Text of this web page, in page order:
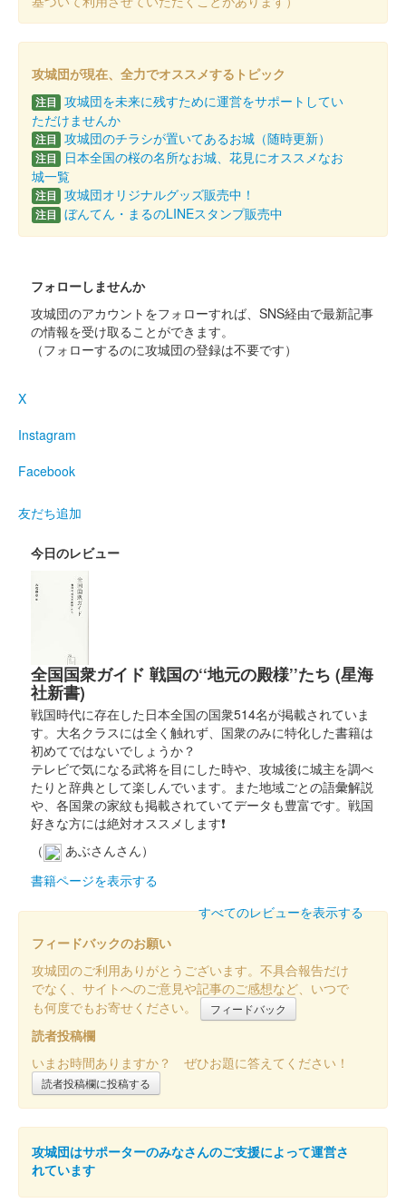
販売終了
2024年11月9日に旧開智学校再オープンを記念して作成された御
城印。松本城と旧開智学校の絵柄を組み合わせると1枚の絵にな
る。5000枚限定
松本城 御城印 令和6年 葉月限定版
登久姫氏による直筆の御城印。
松本城 御城印 令和6年 水無月限定版
松本城 御城印
販売終了
登久姫氏による直筆の御城印。
松本城 御城印
登久姫氏による直筆の御城印。
松本城 御城印 令和6年 卯月限定版
販売終了
登久姫氏による直筆の御城印。
松本城 御城印
松本城 御城印 御城博覧会記念 直筆手書き御城印
販売終了
2024年3月2日、3日に開催されたにっぽん城まつり2024 feat.出
張！お城EXPO in 愛知の「戦国御城印 登久姫／松本城グッズ」
のブースにて2日、3日に登久姫氏が直書きされた御城印。
松本城 御城印 日本百名城 金文字版
配布終了
攻城団が現在、全力でオススメするトピック
注目 攻城団を未来に残すために運営をサポートしてい
ただけませんか
注目 攻城団のチラシが置いてあるお城（随時更新）
注目
日本全国の桜の名所なお城、花見にオススメなお
城一覧
注目 攻城団オリジナルグッズ販売中！
注目 ぼんてん・まるのLINEスタンプ販売中
フォローしませんか
攻城団のアカウントをフォローすれば、SNS経由で最新記事
の情報を受け取ることができます。
（フォローするのに攻城団の登録は不要です）
X
Instagram
Facebook
友だち追加
今日のレビュー
全国国衆ガイド 戦国の‘‘地元の殿様’’たち (星海
社新書)
戦国時代に存在した日本全国の国衆514名が掲載されていま
す。大名クラスには全く触れず、国衆のみに特化した書籍は
初めてではないでしょうか？
テレビで気になる武将を目にした時や、攻城後に城主を調べ
たりと辞典として楽しんでいます。また地域ごとの語彙解説
や、各国衆の家紋も掲載されていてデータも豊富です。戦国
好きな方には絶対オススメします❗
（
あぶさんさん）
書籍ページを表示する
すべてのレビューを表示する
フィードバックのお願い
攻城団のご利用ありがとうございます。不具合報告だけ
でなく、サイトへのご意見や記事のご感想など、いつで
も何度でもお寄せください。
フィードバック
読者投稿欄
いまお時間ありますか？ ぜひお題に答えてください！
読者投稿欄に投稿する
攻城団はサポーターのみなさんのご支援によって運営さ
れています